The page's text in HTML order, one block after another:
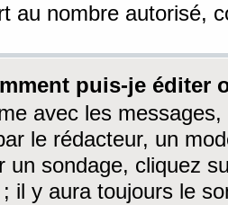
au nombre autorisé,
puis-je éditer
avec les
le rédacteur, un
un sondage, cliquez
il y aura toujours le